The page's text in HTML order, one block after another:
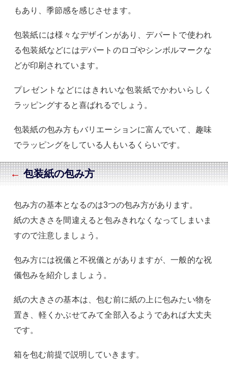
もあり、季節感を感じさせます。
包装紙には様々なデザインがあり、デパートで使われ
る包装紙などにはデパートのロゴやシンボルマークな
どが印刷されています。
プレゼントなどにはきれいな包装紙でかわいらしく
ラッピングすると喜ばれるでしょう。
包装紙の包み方もバリエーションに富んでいて、趣味
でラッピングをしている人もいるくらいです。
←包装紙の包み方
包み方の基本となるのは3つの包み方があります。
紙の大きさを間違えると包みきれなくなってしまいま
すので注意しましょう。
包み方には祝儀と不祝儀とがありますが、一般的な祝
儀包みを紹介しましょう。
紙の大きさの基本は、包む前に紙の上に包みたい物を
置き、軽くかぶせてみて全部入るようであれば大丈夫
です。
箱を包む前提で説明していきます。